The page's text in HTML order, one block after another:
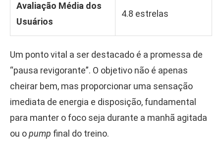
Avaliação Média dos
Usuários
4.8 estrelas
Um ponto vital a ser destacado é a promessa de
“pausa revigorante”. O objetivo não é apenas
cheirar bem, mas proporcionar uma sensação
imediata de energia e disposição, fundamental
para manter o foco seja durante a manhã agitada
ou opump final do treino.